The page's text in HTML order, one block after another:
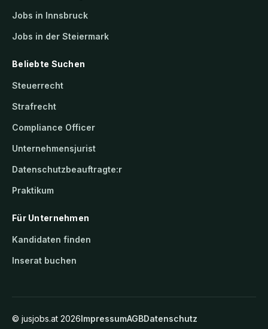
Jobs in Innsbruck
Jobs in der Steiermark
Beliebte Suchen
Steuerrecht
Strafrecht
Compliance Officer
Unternehmensjurist
Datenschutzbeauftragte:r
Praktikum
Für Unternehmen
Kandidaten finden
Inserat buchen
© jusjobs.at 2026ImpressumAGBDatenschutz